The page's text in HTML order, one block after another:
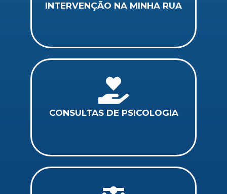
INTERVENÇÃO NA MINHA RUA
CONSULTAS DE PSICOLOGIA